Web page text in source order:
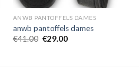
ANWB PANTOFFELS DAMES
anwb pantoffels dames
€41.00 €29.00